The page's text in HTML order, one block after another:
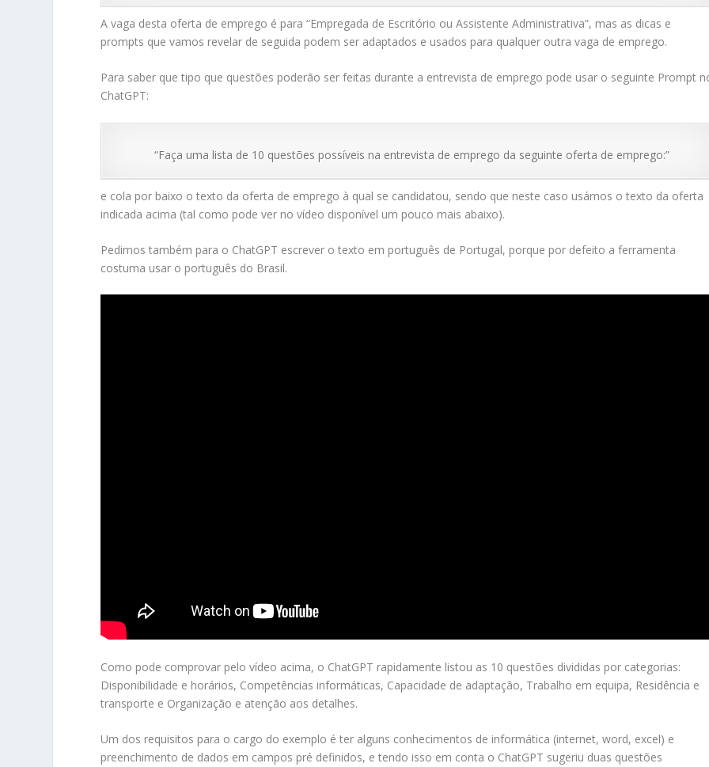
A vaga desta oferta de emprego é para “Empregada de Escritório ou Assistente Administrativa”, mas as dicas e
prompts que vamos revelar de seguida podem ser adaptados e usados para qualquer outra vaga de emprego.
Para saber que tipo que questões poderão ser feitas durante a entrevista de emprego pode usar o seguinte Prompt
ChatGPT:
“Faça uma lista de 10 questões possíveis na entrevista de emprego da seguinte oferta de emprego:”
e cola por baixo o texto da oferta de emprego à qual se candidatou, sendo que neste caso usámos o texto da oferta
indicada acima (tal como pode ver no vídeo disponível um pouco mais abaixo).
Pedimos também para o ChatGPT escrever o texto em português de Portugal, porque por defeito a ferramenta
costuma usar o português do Brasil.
Como pode comprovar pelo vídeo acima, o ChatGPT rapidamente listou as 10 questões divididas por categorias:
Disponibilidade e horários, Competências informáticas, Capacidade de adaptação, Trabalho em equipa, Residência e
transporte e Organização e atenção aos detalhes.
Um dos requisitos para o cargo do exemplo é ter alguns conhecimentos de informática (internet, word, excel) e
preenchimento de dados em campos pré definidos, e tendo isso em conta o ChatGPT sugeriu duas questões